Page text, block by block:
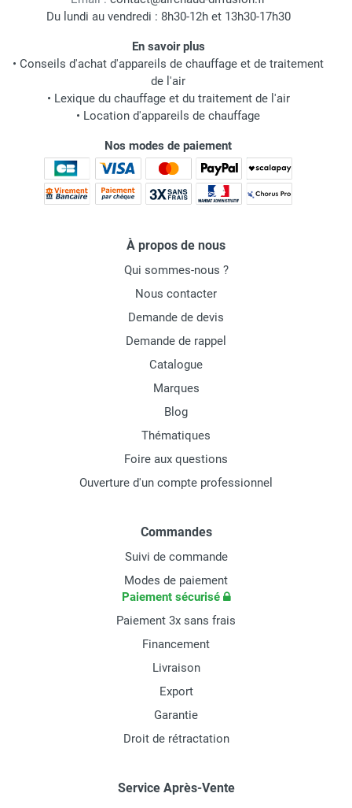
Du lundi au vendredi : 8h30-12h et 13h30-17h30
En savoir plus
• Conseils d'achat d'appareils de chauffage et de traitement
de l'air
• Lexique du chauffage et du traitement de l'air
• Location d'appareils de chauffage
Nos modes de paiement
À propos de nous
Qui sommes-nous ?
Nous contacter
Demande de devis
Demande de rappel
Catalogue
Marques
Blog
Thématiques
Foire aux questions
Ouverture d'un compte professionnel
Commandes
Suivi de commande
Modes de paiement
Paiement sécurisé
Paiement 3x sans frais
Financement
Livraison
Export
Garantie
Droit de rétractation
Service Après-Vente